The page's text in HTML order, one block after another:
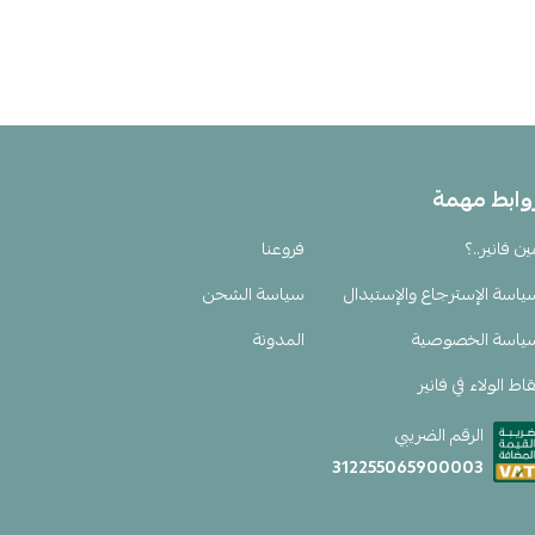
مهمة
فانير..؟
فروعنا
الإسترجاع والإستبدال
سياسة الشحن
الخصوصية
المدونة
الولاء في فانير
الرقم الضريبي
312255065900003